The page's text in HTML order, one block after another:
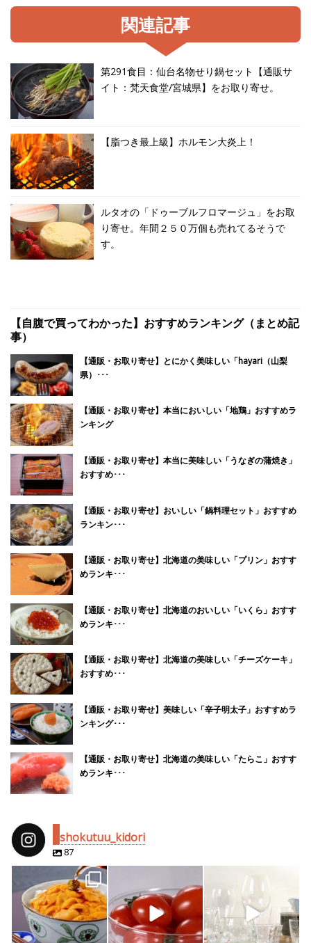
関連記事
第291食目：仙台名物せり鍋セット【通販サ
イト：梵天食堂/宮城県】をお取り寄せ。
【脂つき最上級】ホルモン大炎上！
ルタオの「ドゥーブルフロマージュ」をお取
り寄せ。年間２５０万個も売れてるそうで
す。
【自腹で買ってわかった】おすすめランキング（まとめ記
事）
【通販・お取り寄せ】とにかく美味しい「hayari（山梨
県）･･･
【通販・お取り寄せ】本当においしい「地鶏」おすすめラ
ンキング
【通販・お取り寄せ】本当に美味しい「うなぎの蒲焼き」
おすすめ･･･
【通販・お取り寄せ】おいしい「鍋料理セット」おすすめ
ランキン･･･
【通販・お取り寄せ】北海道の美味しい「プリン」おすす
めランキ･･･
【通販・お取り寄せ】北海道のおいしい「いくら」おすす
めランキ･･･
【通販・お取り寄せ】北海道の美味しい「チーズケーキ」
おすすめ･･･
【通販・お取り寄せ】美味しい「辛子明太子」おすすめラ
ンキング･･･
【通販・お取り寄せ】北海道の美味しい「たらこ」おすす
めランキ･･･
shokutuu_kidori
87
shokutuu_kidori shokutuu_kidori